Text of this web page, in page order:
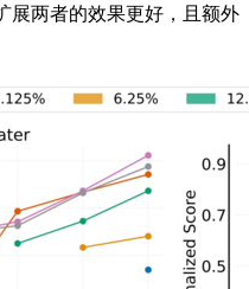
展两者的效果更好，且额外